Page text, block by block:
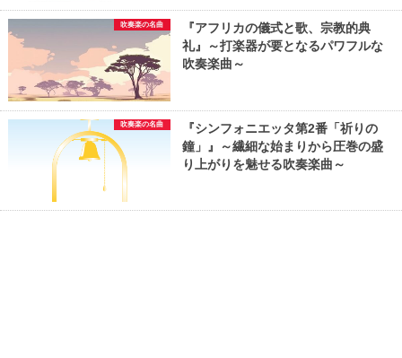
吹奏楽の名曲
『アフリカの儀式と歌、宗教的典
礼』～打楽器が要となるパワフルな
吹奏楽曲～
吹奏楽の名曲
『シンフォニエッタ第2番「祈りの
鐘」』～繊細な始まりから圧巻の盛
り上がりを魅せる吹奏楽曲～